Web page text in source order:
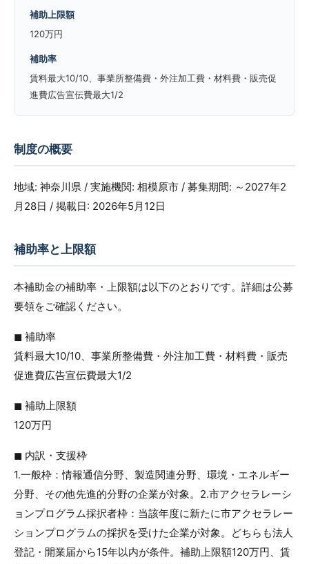
補助上限額
120万円
補助率
賃料最大10/10、事業所整備費・外注加工費・材料費・販売促
進費広告宣伝費最大1/2
制度の概要
地域: 神奈川県 / 実施機関: 相模原市 / 募集期間: ～2027年2
月28日 / 掲載日: 2026年5月12日
補助率と上限額
本補助金の補助率・上限額は以下のとおりです。詳細は公募
要領をご確認ください。
◼︎ 補助率
賃料最大10/10、事業所整備費・外注加工費・材料費・販売
促進費広告宣伝費最大1/2
◼︎ 補助上限額
120万円
◼︎ 内訳・支援枠
1.一般枠：情報通信分野、製造関連分野、環境・エネルギー
分野、その他先進的分野の企業が対象。2.市アクセラレーシ
ョンプログラム採択者枠：当該年度に新たに市アクセラレー
ションプログラムの採択を受けた企業が対象。どちらも法人
登記・開業届から15年以内が条件。補助上限額120万円、賃